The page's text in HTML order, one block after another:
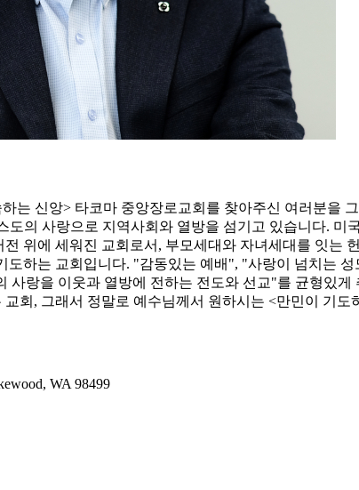
는 신앙> 타코마 중앙장로교회를 찾아주신 여러분을
도의 사랑으로 지역사회와 열방을 섬기고 있습니다.
위에 세워진 교회로서, 부모세대와 자녀세대를 잇는
도하는 교회입니다. "감동있는 예배", "사랑이 넘치는
사랑을 이웃과 열방에 전하는 전도와 선교"를 균형있
회, 그래서 정말로 예수님께서 원하시는 <만민이 기
WA 98499